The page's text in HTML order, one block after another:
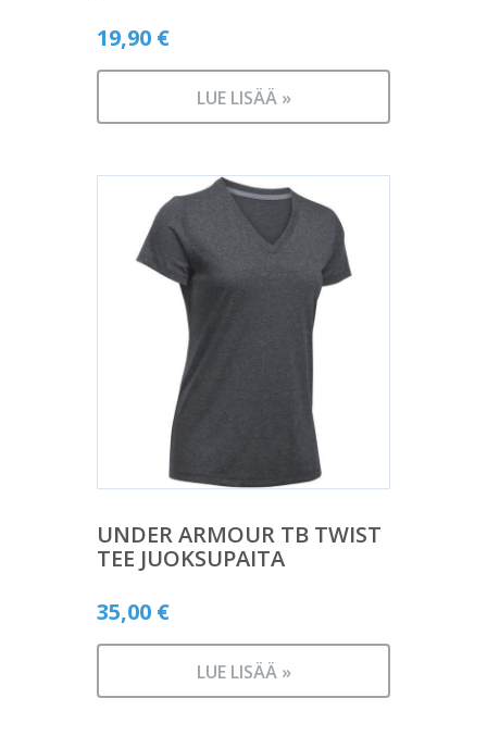
19,90 €
LUE LISÄÄ »
UNDER ARMOUR TB TWIST
TEE JUOKSUPAITA
35,00 €
LUE LISÄÄ »